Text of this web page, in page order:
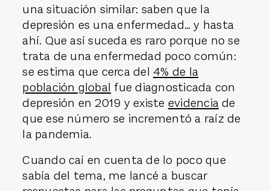
una situación similar: saben que la
depresión es una enfermedad… y hasta
ahí. Que así suceda es raro porque no se
trata de una enfermedad poco común:
se estima que cerca del 4% de la
población global fue diagnosticada con
depresión en 2019 y existe evidenciade
que ese número se incrementó a raíz de
la pandemia.
Cuando caí en cuenta de lo poco que
sabía del tema, me lancé a buscar